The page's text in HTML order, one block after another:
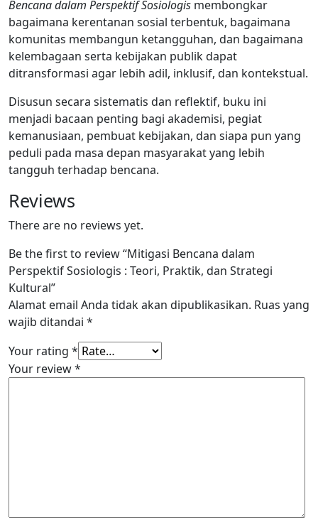
Bencana dalam Perspektif Sosiologis membongkar
bagaimana kerentanan sosial terbentuk, bagaimana
komunitas membangun ketangguhan, dan bagaimana
kelembagaan serta kebijakan publik dapat
ditransformasi agar lebih adil, inklusif, dan kontekstual.
Disusun secara sistematis dan reflektif, buku ini
menjadi bacaan penting bagi akademisi, pegiat
kemanusiaan, pembuat kebijakan, dan siapa pun yang
peduli pada masa depan masyarakat yang lebih
tangguh terhadap bencana.
Reviews
There are no reviews yet.
Be the first to review “Mitigasi Bencana dalam
Perspektif Sosiologis : Teori, Praktik, dan Strategi
Kultural”
Alamat email Anda tidak akan dipublikasikan. Ruas yang
wajib ditandai *
Your rating *
Your review*